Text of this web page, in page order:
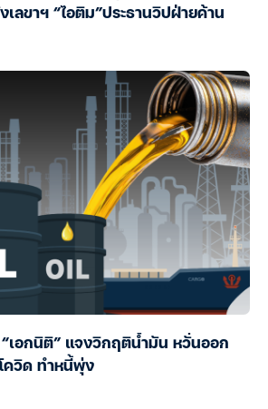
ลขาฯ “ไอติม”ประธานวิปฝ่ายค้าน
“เอกนิติ” แจงวิกฤติน้ำมัน หวั่นออก
ควิด ทำหนี้พุ่ง